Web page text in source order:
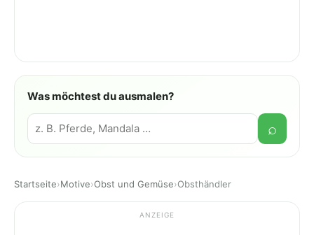
Was möchtest du ausmalen?
Suche
⌕
Startseite›Motive›Obst und Gemüse›Obsthändler
ANZEIGE